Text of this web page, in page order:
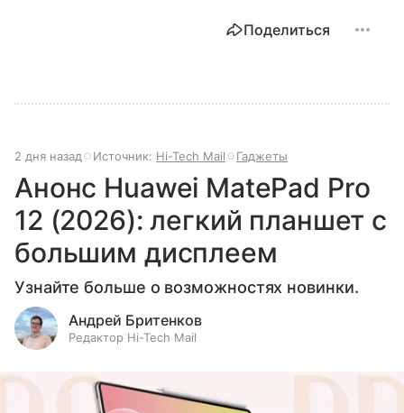
Поделиться
2 дня назад Источник: Hi-Tech Mail Гаджеты
Анонс Huawei MatePad Pro
12 (2026): легкий планшет с
большим дисплеем
Узнайте больше о возможностях новинки.
Андрей Бритенков
Редактор Hi-Tech Mail